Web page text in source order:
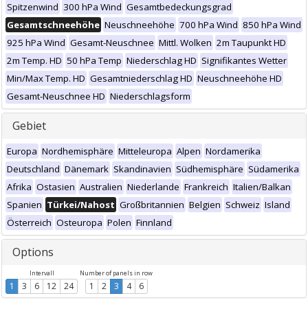
Spitzenwind 300 hPa Wind Gesamtbedeckungsgrad
Gesamtschneehöhe Neuschneehöhe 700 hPa Wind 850 hPa Wind
925 hPa Wind Gesamt-Neuschnee Mittl. Wolken 2m Taupunkt HD
2m Temp. HD 50 hPa Temp Niederschlag HD Signifikantes Wetter
Min/Max Temp. HD Gesamtniederschlag HD Neuschneehöhe HD
Gesamt-Neuschnee HD Niederschlagsform
Gebiet
Europa Nordhemisphäre Mitteleuropa Alpen Nordamerika
Deutschland Dänemark Skandinavien Südhemisphäre Südamerika
Afrika Ostasien Australien Niederlande Frankreich Italien/Balkan
Spanien Türkei/Nahost Großbritannien Belgien Schweiz Island
Österreich Osteuropa Polen Finnland
Options
Intervall
1 3 6 12 24
Number of panels in row
1 2 3 4 6